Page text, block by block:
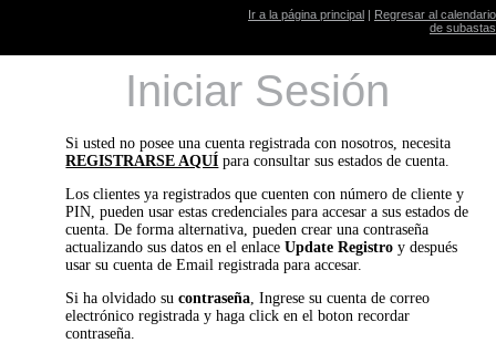
Ir a la página principal | Regresar al calendario
de subastas
Iniciar Sesión
Si usted no posee una cuenta registrada con nosotros, necesita
REGISTRARSE AQUÍ para consultar sus estados de cuenta.
Los clientes ya registrados que cuenten con número de cliente y
PIN, pueden usar estas credenciales para accesar a sus estados de
cuenta. De forma alternativa, pueden crear una contraseña
actualizando sus datos en el enlaceUpdate Registro y después
usar su cuenta de Email registrada para accesar.
Si ha olvidado sucontraseña, Ingrese su cuenta de correo
electrónico registrada y haga click en el boton recordar
contraseña.